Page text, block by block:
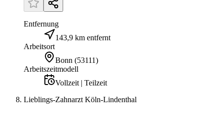
Entfernung
143,9 km entfernt
Arbeitsort
Bonn (53111)
Arbeitszeitmodell
Vollzeit | Teilzeit
Lieblings-Zahnarzt Köln-Lindenthal